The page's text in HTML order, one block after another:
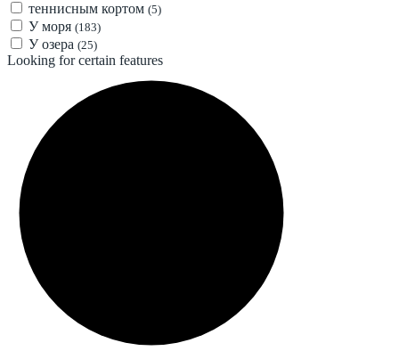
теннисным кортом (5)
У моря (183)
У озера (25)
Looking for certain features